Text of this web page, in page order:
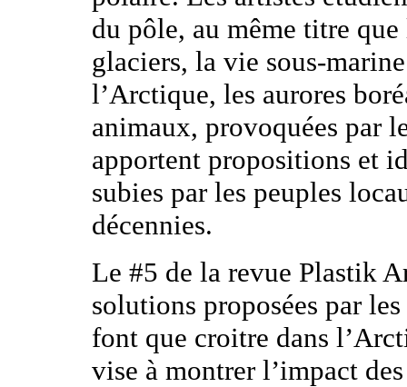
du pôle, au même titre
glaciers, la vie sous-
l’Arctique, les aurores
animaux, provoquées par
apportent propositions et
subies par les peuples
décennies.
Le #5 de la revue Plastik
solutions proposées par
font que croitre dans
vise à montrer l’impact